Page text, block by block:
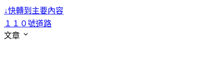
↓快轉到主要內容
１１０號道路
文章